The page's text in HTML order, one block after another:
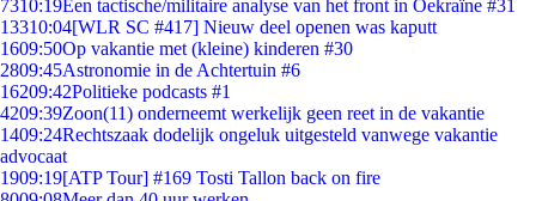
7310:19Een tactische/militaire analyse van het front in Oekraïne #31
13310:04[WLR SC #417] Nieuw deel openen was kaputt
1609:50Op vakantie met (kleine) kinderen #30
2809:45Astronomie in de Achtertuin #6
16209:42Politieke podcasts #1
4209:39Zoon(11) onderneemt werkelijk geen reet in de vakantie
1409:24Rechtszaak dodelijk ongeluk uitgesteld vanwege vakantie
advocaat
1909:19[ATP Tour] #169 Tosti Tallon back on fire